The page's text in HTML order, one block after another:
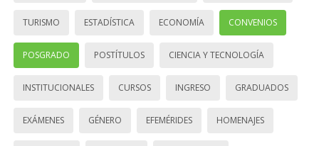
TURISMO ESTADÍSTICA ECONOMÍA CONVENIOS
POSGRADO POSTÍTULOS CIENCIA Y TECNOLOGÍA
INSTITUCIONALES CURSOS INGRESO GRADUADOS
EXÁMENES GÉNERO EFEMÉRIDES HOMENAJES